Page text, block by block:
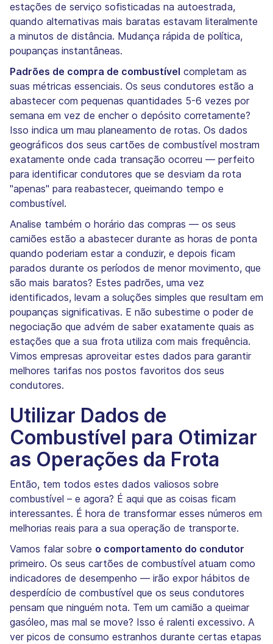
estações de serviço sofisticadas na autoestrada,
quando alternativas mais baratas estavam literalmente
a minutos de distância. Mudança rápida de política,
poupanças instantâneas.
Padrões de compra de combustível completam as
suas métricas essenciais. Os seus condutores estão a
abastecer com pequenas quantidades 5-6 vezes por
semana em vez de encher o depósito corretamente?
Isso indica um mau planeamento de rotas. Os dados
geográficos dos seus cartões de combustível mostram
exatamente onde cada transação ocorreu — perfeito
para identificar condutores que se desviam da rota
"apenas" para reabastecer, queimando tempo e
combustível.
Analise também o horário das compras — os seus
camiões estão a abastecer durante as horas de ponta
quando poderiam estar a conduzir, e depois ficam
parados durante os períodos de menor movimento, que
são mais baratos? Estes padrões, uma vez
identificados, levam a soluções simples que resultam em
poupanças significativas. E não subestime o poder de
negociação que advém de saber exatamente quais as
estações que a sua frota utiliza com mais frequência.
Vimos empresas aproveitar estes dados para garantir
melhores tarifas nos postos favoritos dos seus
condutores.
Utilizar Dados de
Combustível para Otimizar
as Operações da Frota
Então, tem todos estes dados valiosos sobre
combustível – e agora? É aqui que as coisas ficam
interessantes. É hora de transformar esses números em
melhorias reais para a sua operação de transporte.
Vamos falar sobre o comportamento do condutor
primeiro. Os seus cartões de combustível atuam como
indicadores de desempenho — irão expor hábitos de
desperdício de combustível que os seus condutores
pensam que ninguém nota. Tem um camião a queimar
gasóleo, mas mal se move? Isso é ralenti excessivo. A
ver picos de consumo estranhos durante certas etapas